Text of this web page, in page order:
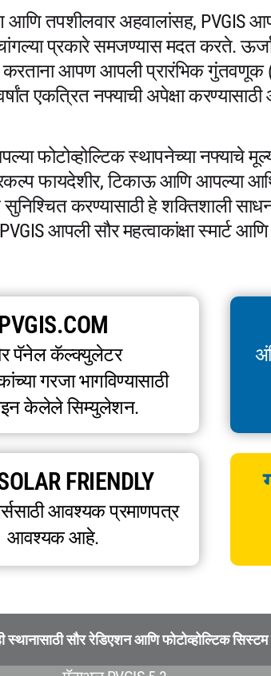
तपशीलवार अहवालांसह, PVGIS
प्रकारे समजण्यास मदत करते. ऊर्जा
करताना आपण आपली प्रारंभिक गुंतवणूक
एकत्रित नफ्याची अपेक्षा
फोटोव्होल्टिक स्थापनेच्या नफ्याचे
फायदेशीर, टिकाऊ आणि आपल्या
करण्यासाठी हे शक्तिशाली
आपली सौर महत्वाकांक्षा स्मार्ट
पॅनेल कॅल्क्युलेटर
गरजा भागविण्यासाठी
केलेले सिम्युलेशन.
FRIENDLY
आवश्यक प्रमाणपत्र
आवश्यक आहे.
सौर रेडिएशन आणि फोटोव्होल्टिक सिस्टम